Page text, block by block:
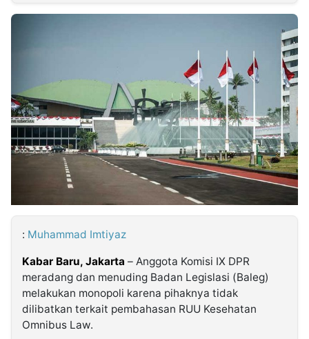
INDONESIA
Insight
NTB
Suara
Time
Lens
IDN
Daily
Jogja
Jalan
Rakyat
Idealita
News
Kita
Notice
Dinamikapost.com
Radar
Baru
Seedbacklink
Follow
: Muhammad Imtiyaz
Kabar Baru, Jakarta – Anggota Komisi IX DPR
meradang dan menuding Badan Legislasi (Baleg)
melakukan monopoli karena pihaknya tidak
dilibatkan terkait pembahasan RUU Kesehatan
Omnibus Law.